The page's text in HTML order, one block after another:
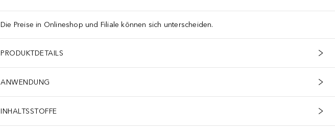
Die Preise in Onlineshop und Filiale können sich unterscheiden.
PRODUKTDETAILS
ANWENDUNG
INHALTSSTOFFE